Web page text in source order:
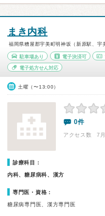
まき内科
福岡県糟屋郡宇美町明神坂（新原駅、宇
駐車場あり 電子決済可
電子処方せん対応
土曜（〜13:00）
0件
アクセス数 7
診療科目：
内科、糖尿病科、漢方
専門医・資格：
糖尿病専門医、漢方専門医